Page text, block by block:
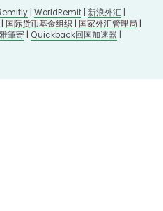
| WorldRemit | 新浪外汇 |
国际货币基金组织 | 国家外汇管理局 |
筆寄 | Quickback回国加速器 |